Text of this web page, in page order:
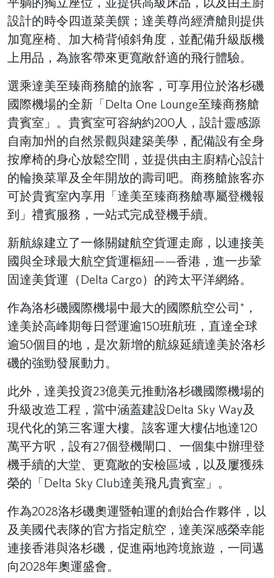
設計的時令四道菜美饌；達美尊尚經濟艙則提供
加寬座椅、加大椅背傾斜角度，並配備升級版機
上用品，為旅客帶來更寬敞舒適的飛行體驗。
選乘達美至臻商務艙的旅客，可享用位於洛杉磯
國際機場的全新「Delta One Lounge至臻商務艙
貴賓室」。貴賓室可容納約200人，設計靈感源
自南加州的自然景觀與建築美學，配備設有全身
按摩椅的身心放鬆空間，並提供由主廚精心設計
的輪換菜單及全年開放的壽司吧。商務艙旅客亦
可於貴賓室內享用「達美至臻商務艙專屬登機報
到」禮賓服務，一站式完成登機手續。
新航線建立了一條關鍵航空貨運走廊，以連接美
國與全球最大航空貨運樞紐——香港，進一步鞏
固達美貨運（Delta Cargo）的跨太平洋網絡。
作為洛杉磯國際機場中最大的國際航空公司*，
達美於高峰期每日營運逾150班航班，直達全球
逾50個目的地，是次新增的航線延續達美於洛杉
磯的強勁發展動力。
此外，達美投資23億美元推動洛杉磯國際機場的
升級改造工程，當中涵蓋建設Delta Sky Way及
現代化的第三客運大樓。該客運大樓佔地達120
萬平方呎，設有27個登機閘口、一個集中辦理登
機手續的大堂、更寬敞的安檢區域，以及屢獲殊
榮的「Delta Sky Club達美飛凡貴賓室」。
作為2028洛杉磯奧運暨帕運的創始合作夥伴，以
及美國代表隊的官方指定航空，達美深感榮幸能
連接香港與洛杉磯，促進兩地跨境旅遊，一同邁
向2028年奧運盛會。